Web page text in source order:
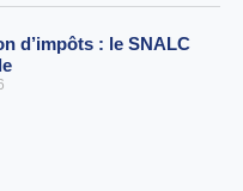
d’impôts : le SNALC